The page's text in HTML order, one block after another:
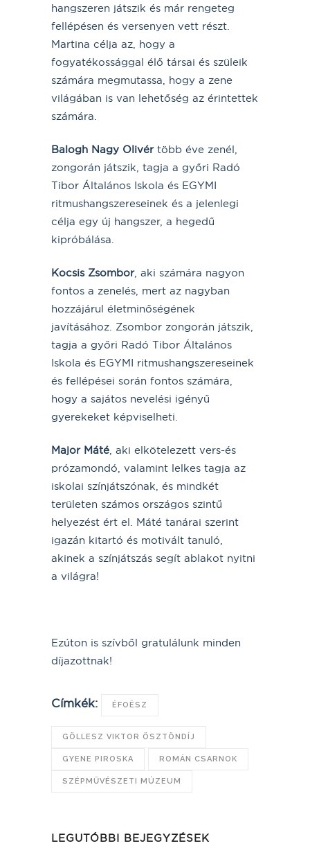
hangszeren játszik és már rengeteg
fellépésen és versenyen vett részt.
Martina célja az, hogy a
fogyatékossággal élő társai és szüleik
számára megmutassa, hogy a zene
világában is van lehetőség az érintettek
számára.
Balogh Nagy Olivér több éve zenél,
zongorán játszik, tagja a győri Radó
Tibor Általános Iskola és EGYMI
ritmushangszereseinek és a jelenlegi
célja egy új hangszer, a hegedű
kipróbálása.
Kocsis Zsombor, aki számára nagyon
fontos a zenelés, mert az nagyban
hozzájárul életminőségének
javításához. Zsombor zongorán játszik,
tagja a győri Radó Tibor Általános
Iskola és EGYMI ritmushangszereseinek
és fellépései során fontos számára,
hogy a sajátos nevelési igényű
gyerekeket képviselheti.
Major Máté , aki elkötelezett vers-és
prózamondó, valamint lelkes tagja az
iskolai színjátszónak, és mindkét
területen számos országos szintű
helyezést ért el. Máté tanárai szerint
igazán kitartó és motivált tanuló,
akinek a színjátszás segít ablakot nyitni
a világra!
Ezúton is szívből gratulálunk minden
díjazottnak!
Címkék: ÉFOÉSZ
GÖLLESZ VIKTOR ÖSZTÖNDÍJ
GYENE PIROSKA ROMÁN CSARNOK
SZÉPMŰVÉSZETI MÚZEUM
LEGUTÓBBI BEJEGYZÉSEK